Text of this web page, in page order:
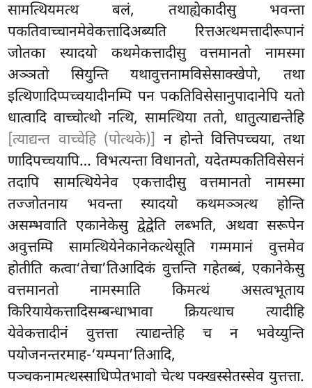
सामत्थियमत्थ बलं, तथाह्येकादीसु भवन्ता
पकतिवाच्चानमेवेकत्तादिअब्यति रित्तअत्थमत्तादीरूपानं
जोतका स्यादयो कथमेकत्तादीसु वत्तमानतो नामस्मा
अञ्ञतो सियुन्ति यथावुत्तनामविसेसाक्खेपो, तथा
इत्थिणादिप्पच्चयादीनम्पि पन पकतिविसेसानुपादानेपि यतो
धात्वादि वाच्चोत्थो नत्थि, सामत्थिया ततो, धातुत्याद्यन्तेहि
[त्याद्यन्त वाच्चेहि (पोत्थके)] न होन्ते वित्तिपच्चया, तथा
णादिपच्चयापि… विभत्यन्ता विधानतो, यदेतम्पकतिविसेसनं
तदापि सामत्थियेनेव एकत्तादीसु वत्तमानतो नामस्मा
तज्जोतनाय भवन्ता स्यादयो कथमञ्ञत्थ होन्ति
असम्भवाति एकानेकेसु द्वेद्वेति लब्भति, अथवा सरूपेन
अवुत्तम्पि सामत्थियेनेकानेकत्थेसूति गम्ममानं वुत्तमेव
होतीति कत्वा‘तेचा’तिआदिकं वुत्तन्ति गहेतब्बं, एकानेकेसु
वत्तमानतो नामस्माति किमत्थं असत्वभूताय
किरियायेकत्तादिसम्बन्धाभावा क्रियत्थाच त्यादीहि
येवेकत्तादीनं वुत्तत्ता त्याद्यन्तेहि च न भवेय्युन्ति
पयोजनन्तरमाह-‘यम्पना’तिआदि,
पञ्चकनामत्थस्साधिप्पेतभावो चेत्थ पक्खस्सेतस्सेव युत्तत्ता.